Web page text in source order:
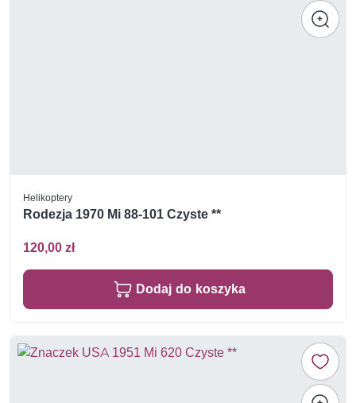
Helikoptery
Rodezja 1970 Mi 88-101 Czyste **
120,00 zł
Dodaj do koszyka